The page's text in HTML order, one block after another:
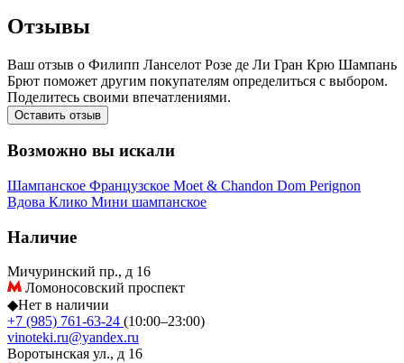
Отзывы
Ваш отзыв о Филипп Ланселот Розе де Ли Гран Крю Шампань
Брют поможет другим покупателям определиться с выбором.
Поделитесь своими впечатлениями.
Оставить отзыв
Возможно вы искали
Шампанское Французское Moet & Chandon Dom Perignon
Вдова Клико Мини шампанское
Наличие
Мичуринский пр., д 16
Ломоносовский проспект
◆Нет в наличии
+7 (985) 761-63-24 (10:00–23:00)
vinoteki.ru@yandex.ru
Воротынская ул., д 16